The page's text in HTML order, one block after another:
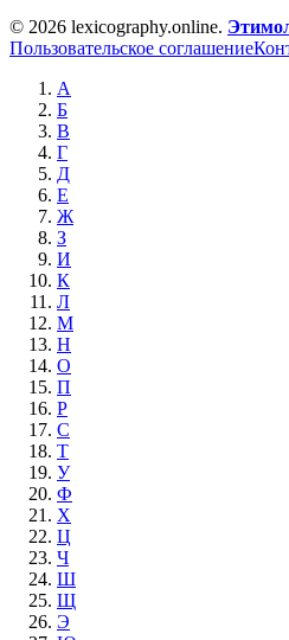
© 2026 lexicography.online.
Пользовательское соглашение
А
Б
В
Г
Д
Е
Ж
З
И
К
Л
М
Н
О
П
Р
С
Т
У
Ф
Х
Ц
Ч
Ш
Щ
Э